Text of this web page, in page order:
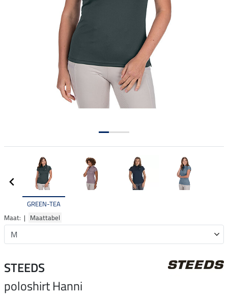
GREEN-TEA
Maat: | Maattabel
STEEDS
poloshirt Hanni